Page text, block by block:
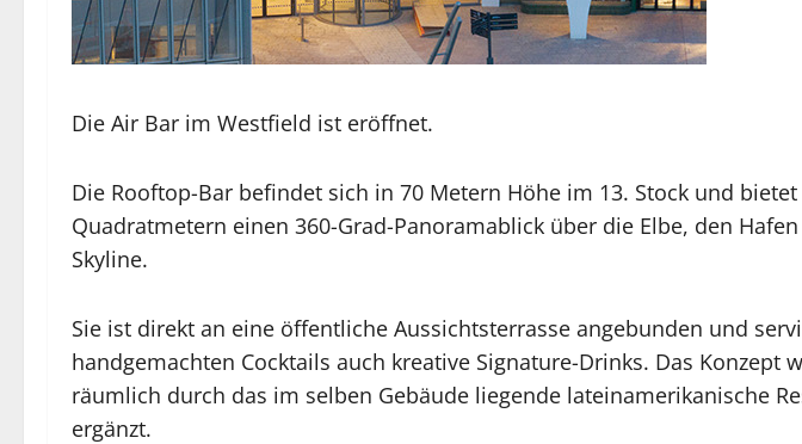
Die Air Bar im Westfield ist eröffnet.
Die Rooftop-Bar befindet sich in 70 Metern Höhe im 13. Stock und
Quadratmetern einen 360-Grad-Panoramablick über die Elbe, den
Skyline.
Sie ist direkt an eine öffentliche Aussichtsterrasse angebunden und
handgemachten Cocktails auch kreative Signature-Drinks. Das Konzept
räumlich durch das im selben Gebäude liegende lateinamerikanische
ergänzt.